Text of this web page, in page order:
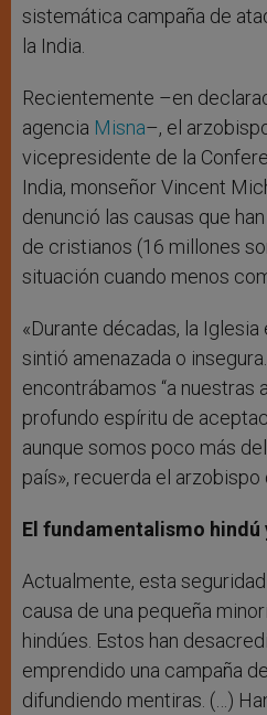
sistemática campaña de
la India.
Recientemente –en
agencia Misna–, el
vicepresidente de la
India, monseñor Vincent
denunció las causas que
de cristianos (16 millones
situación cuando menos
«Durante décadas, la Iglesia
sintió amenazada o
encontrábamos “a nuestras
profundo espíritu de
aunque somos poco más
país», recuerda el arzobispo
El fundamentalismo hindú
Actualmente, esta
causa de una pequeña
hindúes. Estos han
emprendido una campaña
difundiendo mentiras. (…)